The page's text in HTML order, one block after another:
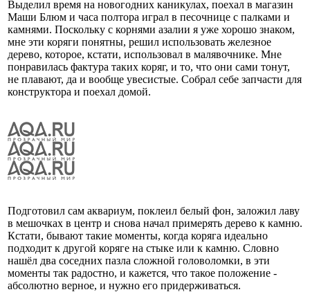
Выделил время на новогодних каникулах, поехал в магазин
Маши Блюм и часа полтора играл в песочнице с палками и
камнями. Поскольку с корнями азалии я уже хорошо знаком,
мне эти коряги понятны, решил использовать железное
дерево, которое, кстати, использовал в малявочнике. Мне
понравилась фактура таких коряг, и то, что они сами тонут,
не плавают, да и вообще увесистые. Собрал себе запчасти для
конструктора и поехал домой.
Подготовил сам аквариум, поклеил белый фон, заложил лаву
в мешочках в центр и снова начал примерять дерево к камню.
Кстати, бывают такие моменты, когда коряга идеально
подходит к другой коряге на стыке или к камню. Словно
нашёл два соседних пазла сложной головоломки, в эти
моменты так радостно, и кажется, что такое положение -
абсолютно верное, и нужно его придерживаться.